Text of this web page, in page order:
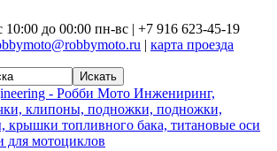
10:00 до 00:00 пн-вс | +7 916 623-45-19
| карта проезда